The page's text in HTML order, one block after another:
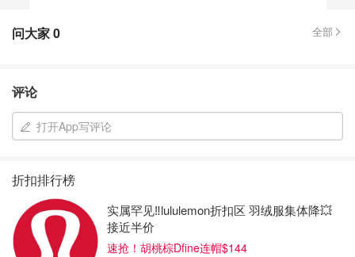
问大家0 全部
评论
打开App写评论
折扣排行榜
实属罕见‼️lululemon折扣区 羽绒服集体降💥
接近半价
速抢！胡桃棕Dfine连帽$144